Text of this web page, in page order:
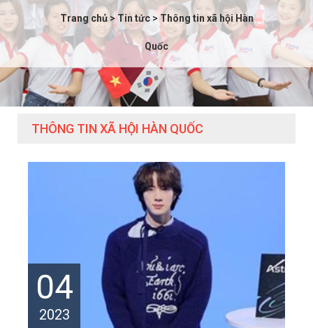
Trang chủ>Tin tức> Thông tin xã hội Hàn
Quốc
THÔNG TIN XÃ HỘI HÀN QUỐC
04
2023